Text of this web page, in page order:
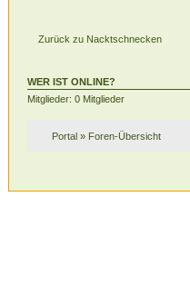
Zurück zu Nacktschnecken
WER IST ONLINE?
Mitglieder: 0 Mitglieder
Portal» Foren-Übersicht